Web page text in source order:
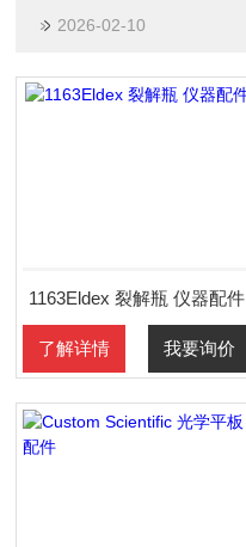
2026-02-10
1163Eldex 裂解瓶 仪器配件
了解详情 我要询价